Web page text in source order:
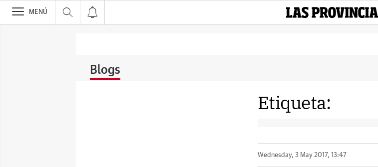
>
MENÚ
Blogs
Etiqueta:
Wednesday, 3 May 2017, 13:47